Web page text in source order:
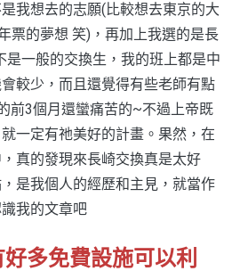
我想去的志願(比較想去東京的大
票的夢想 笑)，再加上我選的是長
是一般的交換生，我的班上都是中
較少，而且還覺得有些老師有點
前3個月還蠻痛苦的~不過上帝既
一定有祂美好的計畫。果然，在
真的發現來長崎交換真是太好
是我個人的經歷和主見，就當作
我的文章吧
多免費設施可以利